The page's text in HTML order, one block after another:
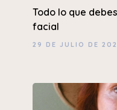
Todo lo que
facial
29 DE JULIO DE